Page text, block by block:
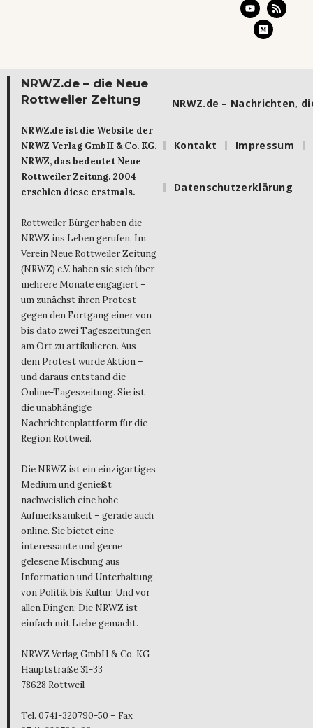
NRWZ.de – die Neue
Rottweiler Zeitung
NRWZ.de ist die Website der
NRWZ Verlag GmbH & Co. KG.
NRWZ, das bedeutet Neue
Rottweiler Zeitung. 2004
erschien diese erstmals.
Rottweiler Bürger haben die
NRWZ ins Leben gerufen. Im
Verein Neue Rottweiler Zeitung
(NRWZ) e.V. haben sie sich über
mehrere Monate engagiert –
um zunächst ihren Protest
gegen den Fortgang einer von
bis dato zwei Tageszeitungen
am Ort zu artikulieren. Aus
dem Protest wurde Aktion –
und daraus entstand die
Online-Tageszeitung. Sie ist
die unabhängige
Nachrichtenplattform für die
Region Rottweil.
Die NRWZ ist ein einzigartiges
Medium und genießt
nachweislich eine hohe
Aufmerksamkeit – gerade auch
online. Sie bietet eine
interessante und gerne
gelesene Mischung aus
Information und Unterhaltung,
von Politik bis Kultur. Und vor
allen Dingen: Die NRWZ ist
einfach mit Liebe gemacht.
NRWZ Verlag GmbH & Co. KG
Hauptstraße 31-33
78628 Rottweil
Tel. 0741-320790-50 – Fax
NRWZ.de – Nachrichten,
Kontakt Impressum
Datenschutzerklärung